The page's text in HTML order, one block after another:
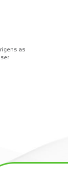
as